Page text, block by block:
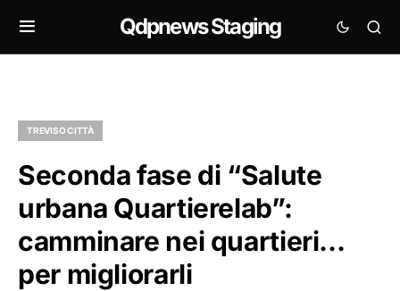
Qdpnews Staging
TREVISO CITTÀ
Seconda fase di “Salute
urbana Quartierelab”:
camminare nei quartieri…
per migliorarli